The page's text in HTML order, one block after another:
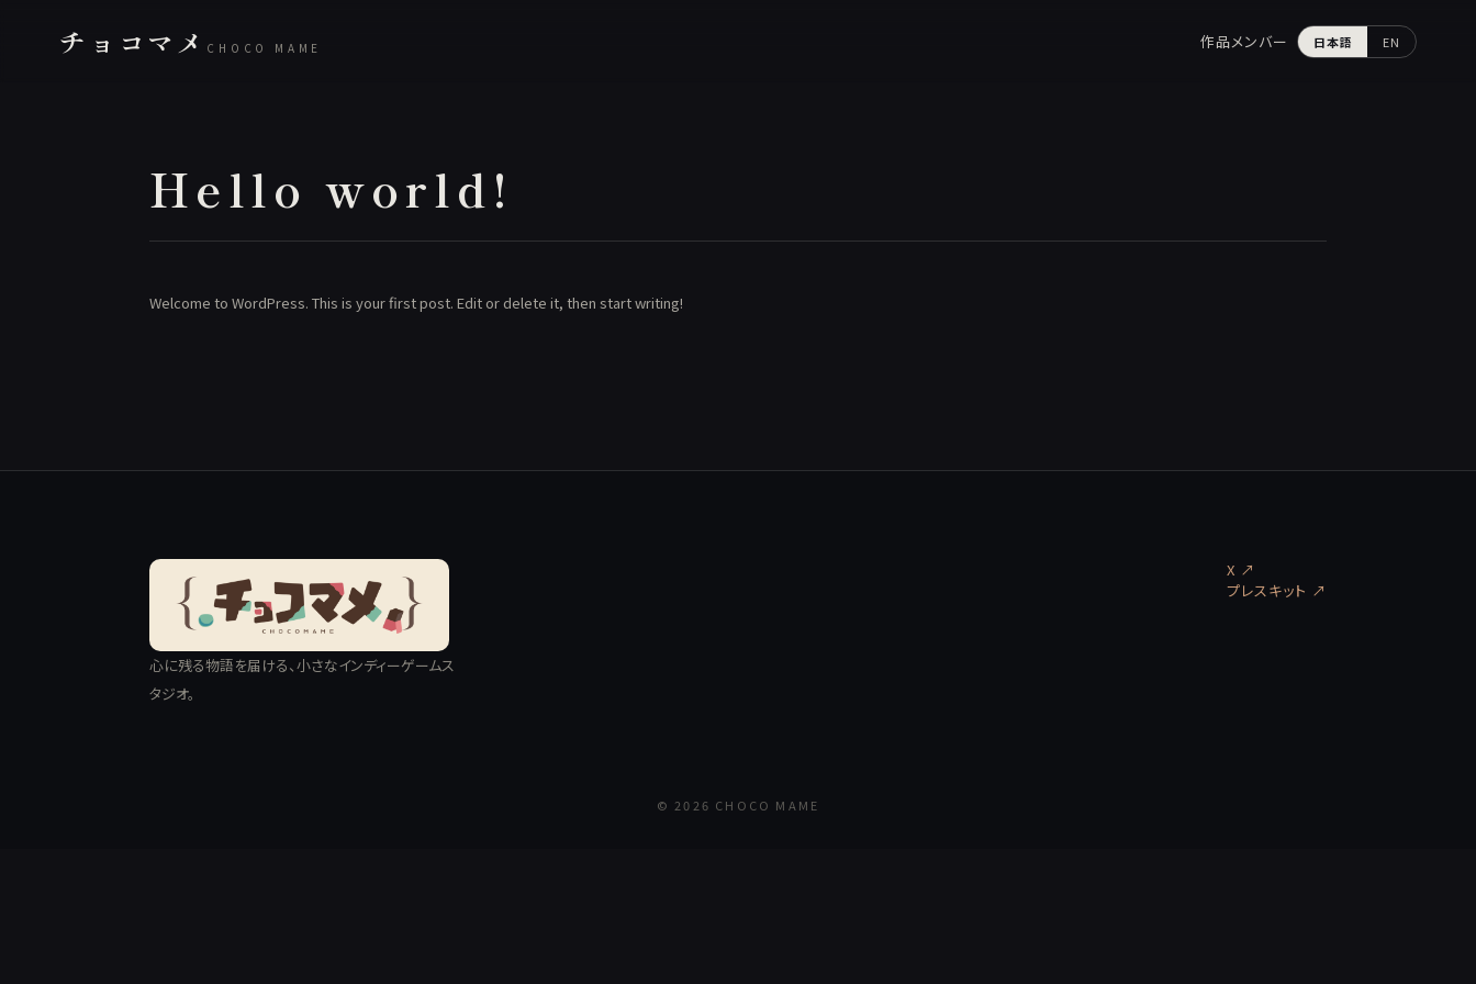
チョコマメ CHOCO MAME 作品メンバー 日本語 EN
Hello world!
Welcome to WordPress. This is your first post. Edit or delete it, then start writing!
心に残る物語を届ける、小さなインディーゲームス
タジオ。
X ↗
プレスキット ↗
© 2026 CHOCO MAME